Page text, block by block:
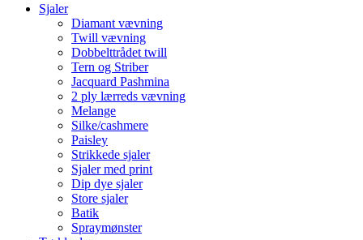
Sjaler
Diamant vævning
Twill vævning
Dobbelttrådet twill
Tern og Striber
Jacquard Pashmina
2 ply lærreds vævning
Melange
Silke/cashmere
Paisley
Strikkede sjaler
Sjaler med print
Dip dye sjaler
Store sjaler
Batik
Spraymønster